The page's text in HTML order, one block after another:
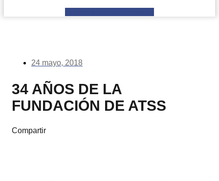
24 mayo, 2018
34 AÑOS DE LA
FUNDACIÓN DE ATSS
Compartir